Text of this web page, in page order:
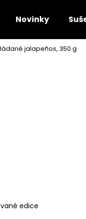
Novinky
jalapeños, 350 g
edice